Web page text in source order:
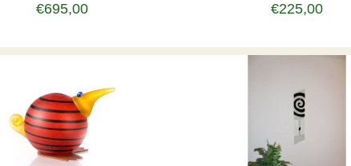
€695,00 €225,00